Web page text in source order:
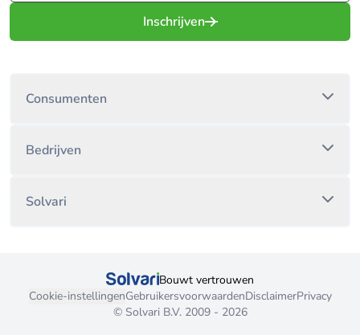
Inschrijven
Consumenten
Bedrijven
Solvari
Bouwt vertrouwen
Cookie-instellingenGebruikersvoorwaardenDisclaimerPrivacy
© Solvari B.V. 2009 - 2026